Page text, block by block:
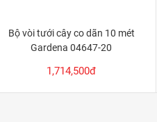
Bộ vòi tưới cây co dãn 10 mét
Gardena 04647-20
1,714,500đ